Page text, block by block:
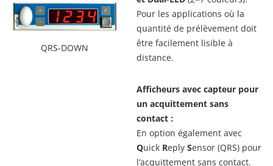
QRS-DOWN
Pour les applications où la
quantité de prélèvement doit
être facilement lisible à
distance.
Afficheurs avec capteur pour
un acquittement sans
contact :
En option également avec
Quick Reply Sensor (QRS) pour
l’acquittement sans contact.